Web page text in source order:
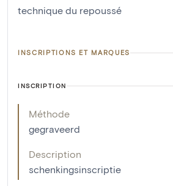
technique du repoussé
INSCRIPTIONS ET MARQUES
INSCRIPTION
Méthode
gegraveerd
Description
schenkingsinscriptie